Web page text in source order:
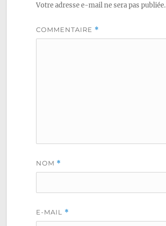
Votre adresse e-mail ne sera pas publiée.
COMMENTAIRE *
NOM *
E-MAIL *